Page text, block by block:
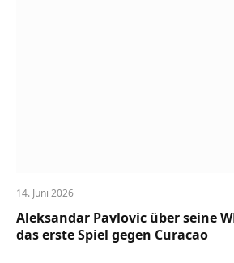
14. Juni 2026
Aleksandar Pavlovic über seine
das erste Spiel gegen Curacao